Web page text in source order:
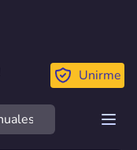
Unirme